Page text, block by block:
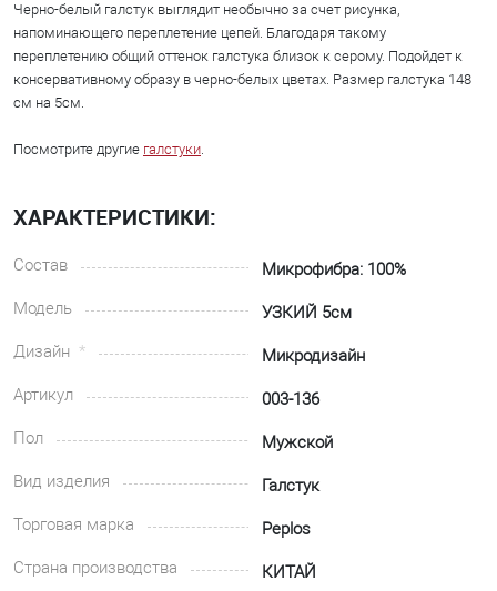
Черно-белый галстук выглядит необычно за счет рисунка,
напоминающего переплетение цепей. Благодаря такому
переплетению общий оттенок галстука близок к серому. Подойдет к
консервативному образу в черно-белых цветах. Размер галстука 148
см на 5см.
Посмотрите другие галстуки.
ХАРАКТЕРИСТИКИ:
Состав
Микрофибра: 100%
Модель
УЗКИЙ 5см
Дизайн
Микродизайн
Артикул
003-136
Пол
Мужской
Вид изделия
Галстук
Торговая марка
Peplos
Страна производства
КИТАЙ